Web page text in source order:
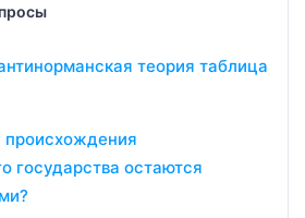
теория таблица
происхождения
государства остаются